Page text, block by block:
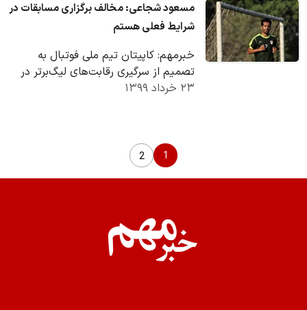
مسعود شجاعی: مخالف برگزاری مسابقات در
شرایط فعلی هستم
خبرمهم: کاپیتان تیم ملی فوتبال به
تصمیم از سرگیری رقابت‌های لیگ‌برتر در
وضعیت فعلی واکنش نشان داد.
۲۳ خرداد ۱۳۹۹
1
2